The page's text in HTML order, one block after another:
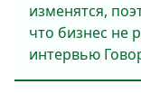
изменятся,
что бизнес не
интервью